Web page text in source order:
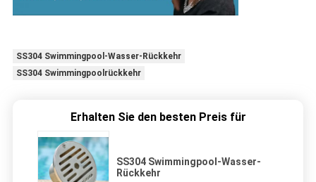
SS304 Swimmingpool-Wasser-Rückkehr
SS304 Swimmingpoolrückkehr
Erhalten Sie den besten Preis für
SS304 Swimmingpool-Wasser-
Rückkehr